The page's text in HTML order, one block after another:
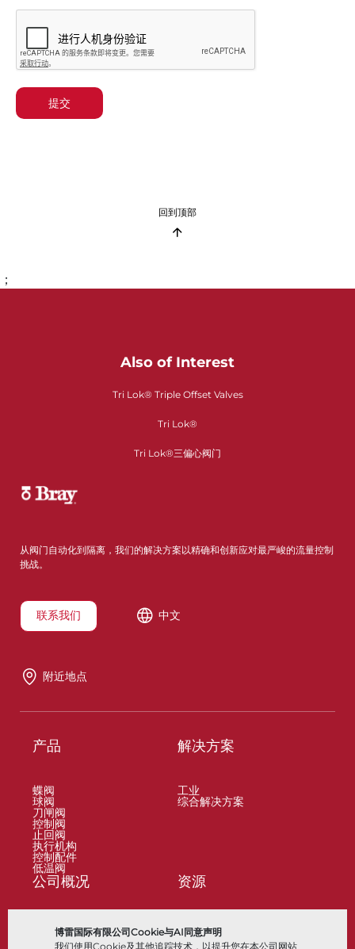
博雷国际有限公司Cookie与AI同意声明
我们使用Cookie及其他追踪技术，以提升您在本公司网站
提交
回到顶部
；
Also of Interest
Tri Lok® Triple Offset Valves
Tri Lok®
Tri Lok®三偏心阀门
从阀门自动化到隔离，我们的解决方案以精确和创新应对最严峻的流量控制
挑战。
联系我们 中文
附近地点
产品
蝶阀
球阀
刀闸阀
控制阀
止回阀
执行机构
控制配件
低温阀
解决方案
工业
综合解决方案
公司概况 资源
文档
知识中心